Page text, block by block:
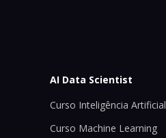
AI Data Scientist
Curso Inteligência Artificial
Curso Machine Learning